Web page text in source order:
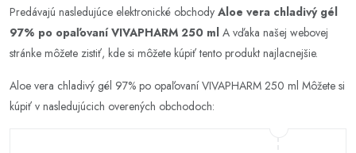
Predávajú nasledujúce elektronické obchody Aloe vera chladivý gél
97% po opaľovaní VIVAPHARM 250 ml A vďaka našej webovej
stránke môžete zistiť, kde si môžete kúpiť tento produkt najlacnejšie.
Aloe vera chladivý gél 97% po opaľovaní VIVAPHARM 250 ml Môžete si
kúpiť v nasledujúcich overených obchodoch: